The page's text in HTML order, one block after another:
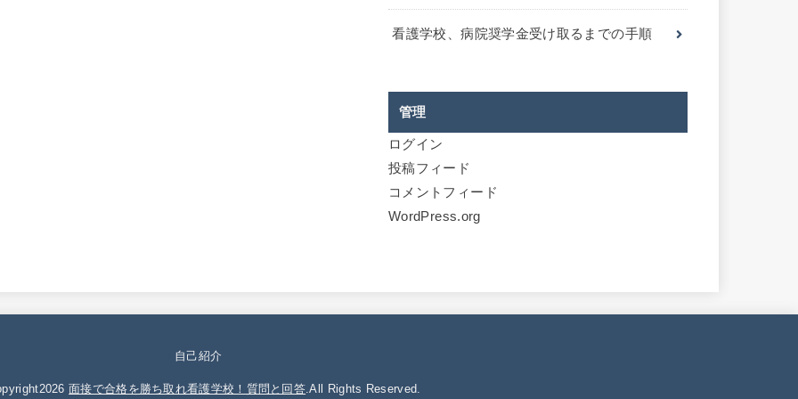
看護学校、病院奨学金受け取るまでの手順
管理
ログイン
投稿フィード
コメントフィード
WordPress.org
自己紹介
面接で合格を勝ち取れ看護学校！質問と回答.All Rights Reserved.